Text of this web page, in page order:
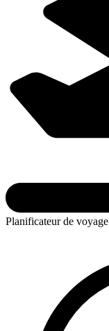
Planificateur de voyage